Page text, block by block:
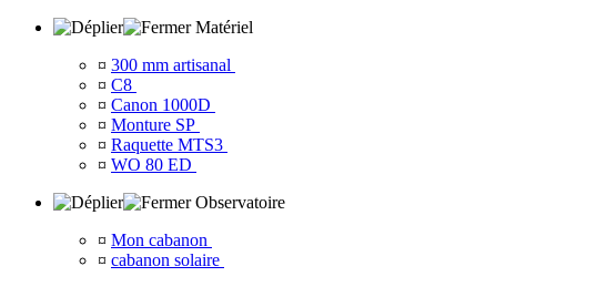
Matériel
¤ 300 mm artisanal
¤ C8
¤ Canon 1000D
¤ Monture SP
¤ Raquette MTS3
¤ WO 80 ED
Observatoire
¤ Mon cabanon
¤ cabanon solaire